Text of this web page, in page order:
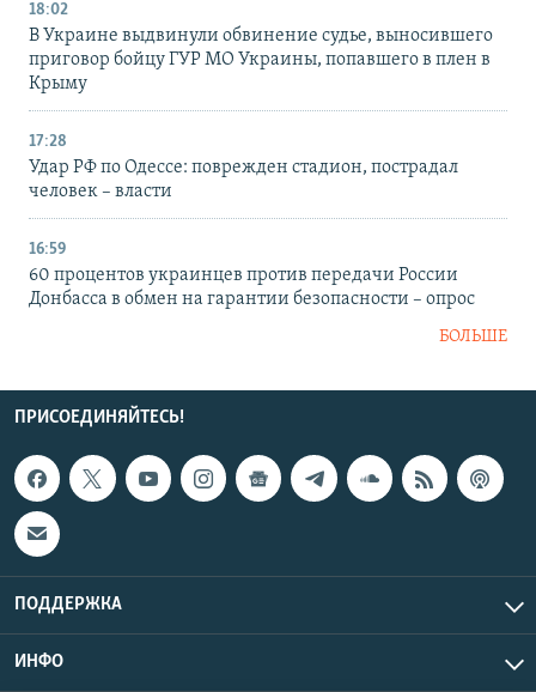
18:02
В Украине выдвинули обвинение судье, выносившего
приговор бойцу ГУР МО Украины, попавшего в плен в
Крыму
17:28
Удар РФ по Одессе: поврежден стадион, пострадал
человек – власти
16:59
60 процентов украинцев против передачи России
Донбасса в обмен на гарантии безопасности – опрос
БОЛЬШЕ
ПРИСОЕДИНЯЙТЕСЬ!
ПОДДЕРЖКА
ИНФО